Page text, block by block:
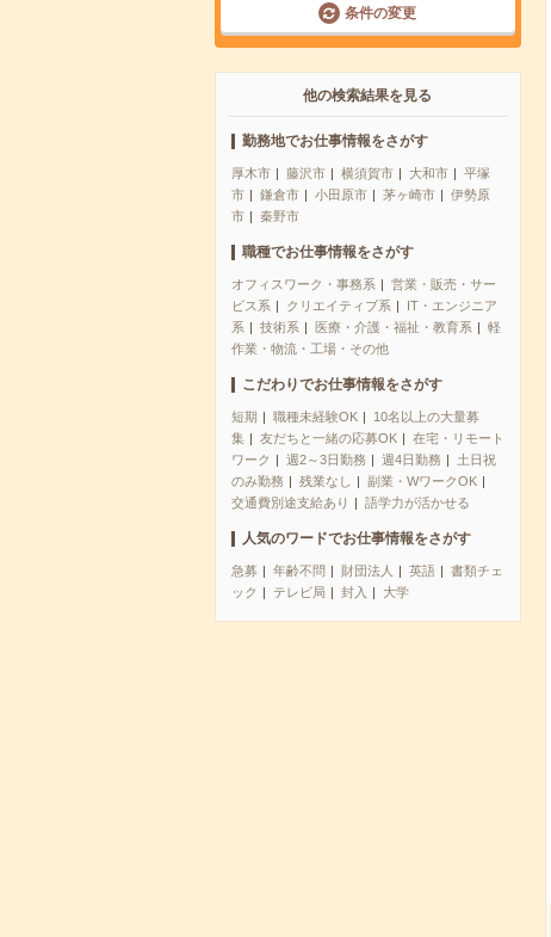
条件の変更
他の検索結果を見る
勤務地でお仕事情報をさがす
厚木市 藤沢市 横須賀市 大和市
平塚
市
鎌倉市 小田原市 茅ヶ崎市
伊勢原
市
秦野市
職種でお仕事情報をさがす
オフィスワーク・事務系
営業・販売・サー
ビス系
クリエイティブ系
IT・エンジニア
系
技術系 医療・介護・福祉・教育系
軽
作業・物流・工場・その他
こだわりでお仕事情報をさがす
短期 職種未経験OK
10名以上の大量募
集
友だちと一緒の応募OK
在宅・リモート
ワーク
週2～3日勤務 週4日勤務
土日祝
のみ勤務
残業なし
副業・WワークOK
交通費別途支給あり
語学力が活かせる
人気のワードでお仕事情報をさがす
急募 年齢不問 財団法人 英語
書類チェ
ック
テレビ局 封入 大学